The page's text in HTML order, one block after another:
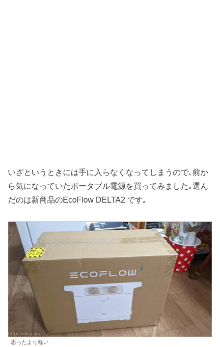
いざというときには手に入らなくなってしまうので､前か
ら気になっていたポータブル電源を買ってみました｡選ん
だのは新商品のEcoFlow DELTA2 です｡
思ったより軽い